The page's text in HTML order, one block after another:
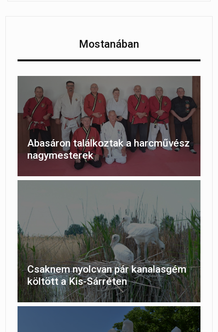
Mostanában
Abasáron találkoztak a harcművész
nagymesterek
Csaknem nyolcvan pár kanalasgém
költött a Kis-Sárréten